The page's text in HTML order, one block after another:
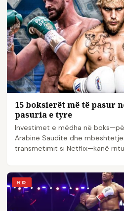
15 boksierët më të pasur
pasuria e tyre
Investimet e mëdha në
Arabinë Saudite dhe
transmetimit si Netflix—kanë
BOKS